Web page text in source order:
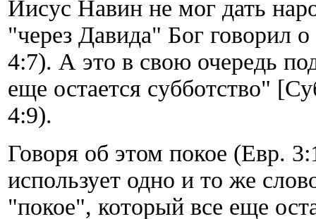
Иисус Навин не мог дать
"через Давида" Бог говорил
4:7). А это в свою очередь
еще остается субботство"
4:9).
Говоря об этом покое (Евр.
использует одно и то же
"покое", который все еще